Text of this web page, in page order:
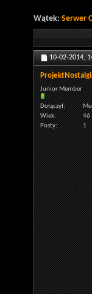
Wątek: Serwer
10-02-2014,
Junior Member
Dołączył
Wiek
46
Posty
1